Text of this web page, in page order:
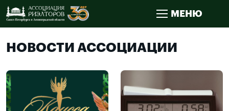
МЕНЮ
НОВОСТИ АССОЦИАЦИИ